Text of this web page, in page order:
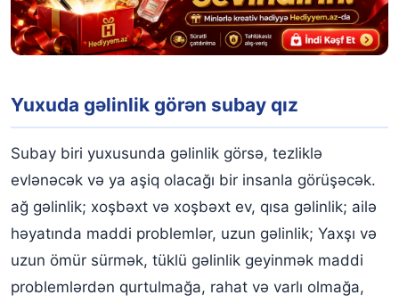
Yuxuda gəlinlik görən subay qız
Subay biri yuxusunda gəlinlik görsə, tezliklə
evlənəcək və ya aşiq olacağı bir insanla görüşəcək.
ağ gəlinlik; xoşbəxt və xoşbəxt ev, qısa gəlinlik; ailə
həyatında maddi problemlər, uzun gəlinlik; Yaxşı və
uzun ömür sürmək, tüklü gəlinlik geyinmək maddi
problemlərdən qurtulmağa, rahat və varlı olmağa,